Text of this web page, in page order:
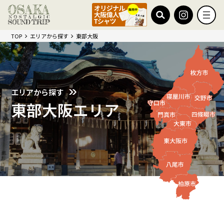
TOP エリアから探す 東部大阪
エリアから探す
東部大阪エリア